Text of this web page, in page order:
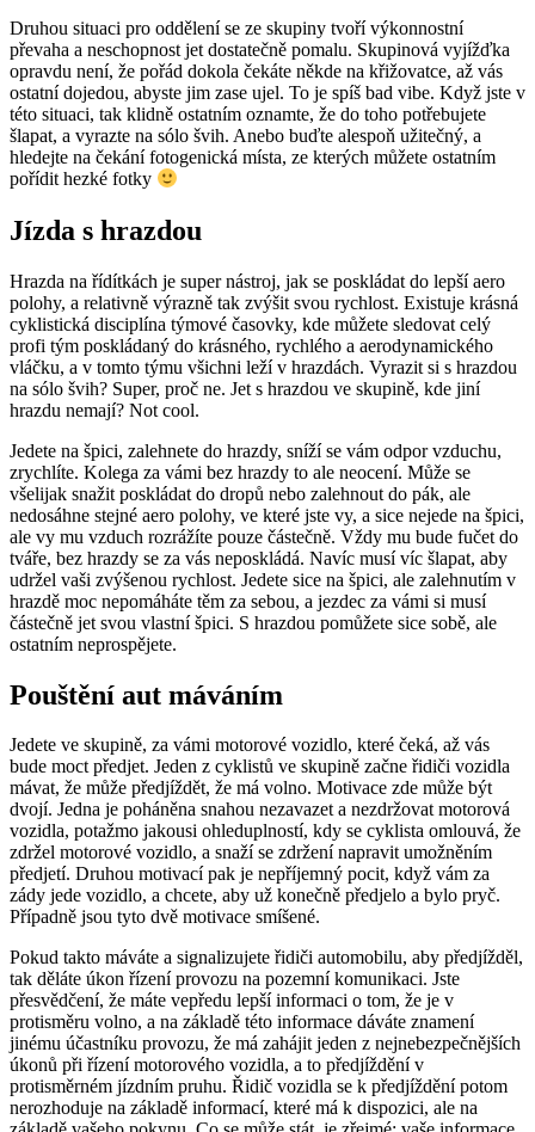
Druhou situaci pro oddělení se ze skupiny tvoří výkonnostní
převaha a neschopnost jet dostatečně pomalu. Skupinová vyjížďka
opravdu není, že pořád dokola čekáte někde na křižovatce, až vás
ostatní dojedou, abyste jim zase ujel. To je spíš bad vibe. Když jste v
této situaci, tak klidně ostatním oznamte, že do toho potřebujete
šlapat, a vyrazte na sólo švih. Anebo buďte alespoň užitečný, a
hledejte na čekání fotogenická místa, ze kterých můžete ostatním
pořídit hezké fotky
Jízda s hrazdou
Hrazda na řídítkách je super nástroj, jak se poskládat do lepší aero
polohy, a relativně výrazně tak zvýšit svou rychlost. Existuje krásná
cyklistická disciplína týmové časovky, kde můžete sledovat celý
profi tým poskládaný do krásného, rychlého a aerodynamického
vláčku, a v tomto týmu všichni leží v hrazdách. Vyrazit si s hrazdou
na sólo švih? Super, proč ne. Jet s hrazdou ve skupině, kde jiní
hrazdu nemají? Not cool.
Jedete na špici, zalehnete do hrazdy, sníží se vám odpor vzduchu,
zrychlíte. Kolega za vámi bez hrazdy to ale neocení. Může se
všelijak snažit poskládat do dropů nebo zalehnout do pák, ale
nedosáhne stejné aero polohy, ve které jste vy, a sice nejede na špici,
ale vy mu vzduch rozrážíte pouze částečně. Vždy mu bude fučet do
tváře, bez hrazdy se za vás neposkládá. Navíc musí víc šlapat, aby
udržel vaši zvýšenou rychlost. Jedete sice na špici, ale zalehnutím v
hrazdě moc nepomáháte těm za sebou, a jezdec za vámi si musí
částečně jet svou vlastní špici. S hrazdou pomůžete sice sobě, ale
ostatním neprospějete.
Pouštění aut máváním
Jedete ve skupině, za vámi motorové vozidlo, které čeká, až vás
bude moct předjet. Jeden z cyklistů ve skupině začne řidiči vozidla
mávat, že může předjíždět, že má volno. Motivace zde může být
dvojí. Jedna je poháněna snahou nezavazet a nezdržovat motorová
vozidla, potažmo jakousi ohleduplností, kdy se cyklista omlouvá, že
zdržel motorové vozidlo, a snaží se zdržení napravit umožněním
předjetí. Druhou motivací pak je nepříjemný pocit, když vám za
zády jede vozidlo, a chcete, aby už konečně předjelo a bylo pryč.
Případně jsou tyto dvě motivace smíšené.
Pokud takto máváte a signalizujete řidiči automobilu, aby předjížděl,
tak děláte úkon řízení provozu na pozemní komunikaci. Jste
přesvědčení, že máte vepředu lepší informaci o tom, že je v
protisměru volno, a na základě této informace dáváte znamení
jinému účastníku provozu, že má zahájit jeden z nejnebezpečnějších
úkonů při řízení motorového vozidla, a to předjíždění v
protisměrném jízdním pruhu. Řidič vozidla se k předjíždění potom
nerozhoduje na základě informací, které má k dispozici, ale na